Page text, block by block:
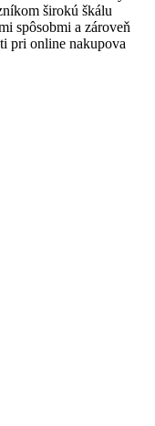
širokú škálu
spôsobmi a zároveň
pri online nakupova